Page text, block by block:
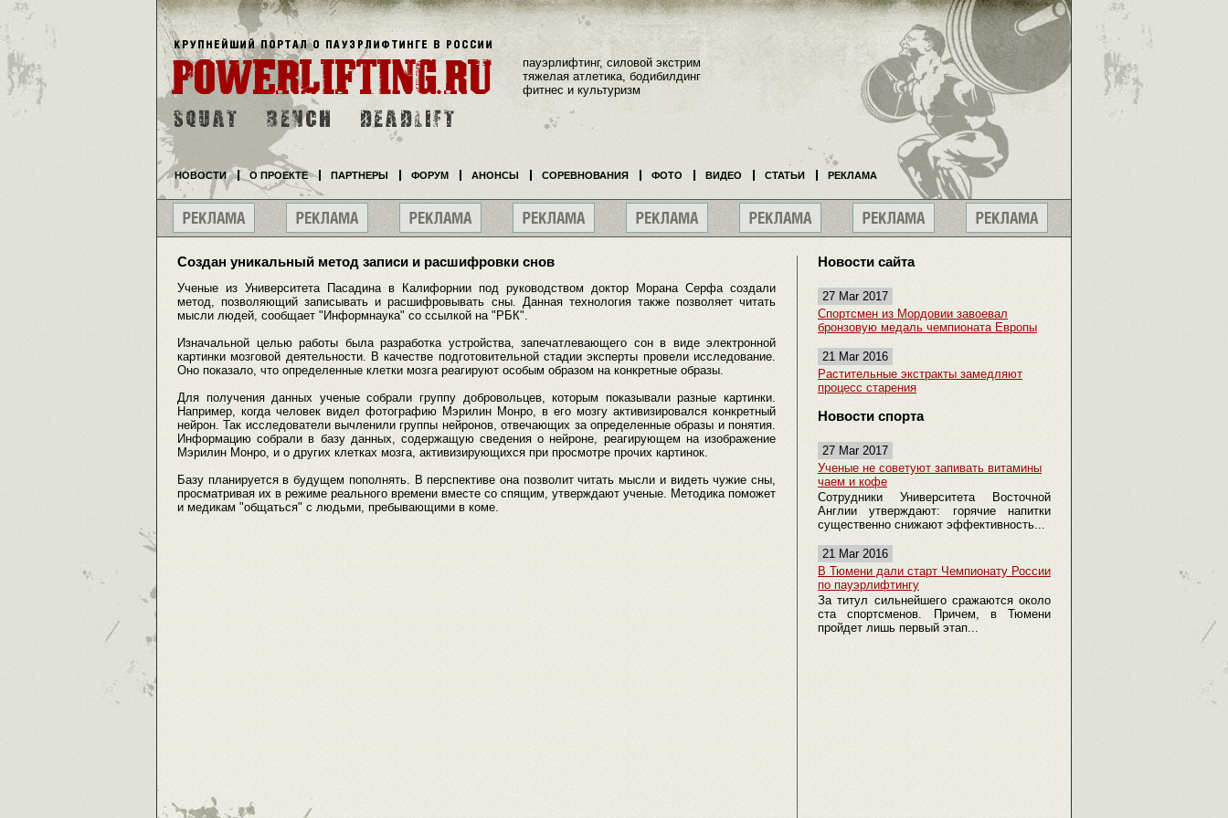
Создан уникальный метод записи и расшифровки снов
Ученые из Университета Пасадина в Калифорнии под руководством доктор Морана Серфа создали
метод, позволяющий записывать и расшифровывать сны. Данная технология также позволяет читать
мысли людей, сообщает "Информнаука" со ссылкой на "РБК".
Изначальной целью работы была разработка устройства, запечатлевающего сон в виде электронной
картинки мозговой деятельности. В качестве подготовительной стадии эксперты провели исследование.
Оно показало, что определенные клетки мозга реагируют особым образом на конкретные образы.
Для получения данных ученые собрали группу добровольцев, которым показывали разные картинки.
Например, когда человек видел фотографию Мэрилин Монро, в его мозгу активизировался конкретный
нейрон. Так исследователи вычленили группы нейронов, отвечающих за определенные образы и понятия.
Информацию собрали в базу данных, содержащую сведения о нейроне, реагирующем на изображение
Мэрилин Монро, и о других клетках мозга, активизирующихся при просмотре прочих картинок.
Базу планируется в будущем пополнять. В перспективе она позволит читать мысли и видеть чужие сны,
просматривая их в режиме реального времени вместе со спящим, утверждают ученые. Методика поможет
и медикам "общаться" с людьми, пребывающими в коме.
Новости сайта
27 Mar 2017
Спортсмен из Мордовии завоевал
бронзовую медаль чемпионата Европы
21 Mar 2016
Растительные экстракты замедляют
процесс старения
Новости спорта
27 Mar 2017
Ученые не советуют запивать витамины
чаем и кофе
Сотрудники Университета Восточной
Англии утверждают: горячие напитки
существенно снижают эффективность...
21 Mar 2016
В Тюмени дали старт Чемпионату России
по пауэрлифтингу
За титул сильнейшего сражаются около
ста спортсменов. Причем, в Тюмени
пройдет лишь первый этап...
пауэрлифтинг, силовой экстрим
тяжелая атлетика, бодибилдинг
фитнес и культуризм
НОВОСТИ О ПРОЕКТЕ ПАРТНЕРЫ ФОРУМ АНОНСЫ СОРЕВНОВАНИЯ ФОТО ВИДЕО СТАТЬИ РЕКЛАМА